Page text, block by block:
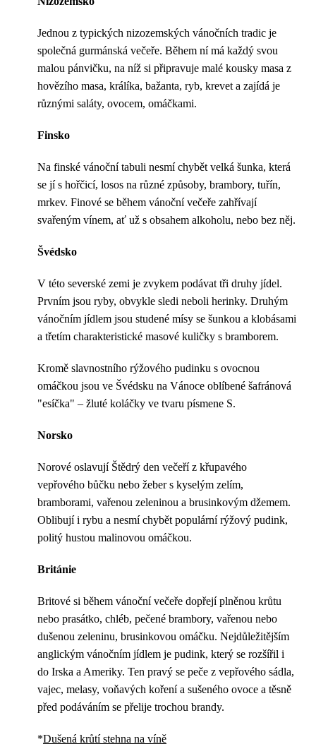
Jednou z typických nizozemských vánočních tradic je
společná gurmánská večeře. Během ní má každý svou
malou pánvičku, na níž si připravuje malé kousky masa z
hovězího masa, králíka, bažanta, ryb, krevet a zajídá je
různými saláty, ovocem, omáčkami.
Finsko
Na finské vánoční tabuli nesmí chybět velká šunka, která
se jí s hořčicí, losos na různé způsoby, brambory, tuřín,
mrkev. Finové se během vánoční večeře zahřívají
svařeným vínem, ať už s obsahem alkoholu, nebo bez něj.
Švédsko
V této severské zemi je zvykem podávat tři druhy jídel.
Prvním jsou ryby, obvykle sledi neboli herinky. Druhým
vánočním jídlem jsou studené mísy se šunkou a klobásami
a třetím charakteristické masové kuličky s bramborem.
Kromě slavnostního rýžového pudinku s ovocnou
omáčkou jsou ve Švédsku na Vánoce oblíbené šafránová
"esíčka" – žluté koláčky ve tvaru písmene S.
Norsko
Norové oslavují Štědrý den večeří z křupavého
vepřového bůčku nebo žeber s kyselým zelím,
bramborami, vařenou zeleninou a brusinkovým džemem.
Oblibují i ​​rybu a nesmí chybět populární rýžový pudink,
politý hustou malinovou omáčkou.
Británie
Britové si během vánoční večeře dopřejí plněnou krůtu
nebo prasátko, chléb, pečené brambory, vařenou nebo
dušenou zeleninu, brusinkovou omáčku. Nejdůležitějším
anglickým vánočním jídlem je pudink, který se rozšířil i
do Irska a Ameriky. Ten pravý se peče z vepřového sádla,
vajec, melasy, voňavých koření a sušeného ovoce a těsně
před podáváním se přelije trochou brandy.
*Dušená krůtí stehna na víně